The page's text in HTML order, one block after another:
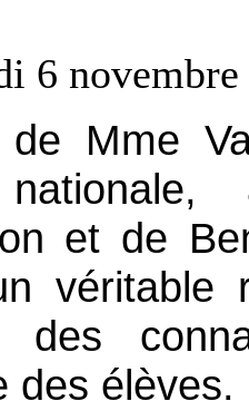
6
Mme
et de
véritable
des
des élèves.